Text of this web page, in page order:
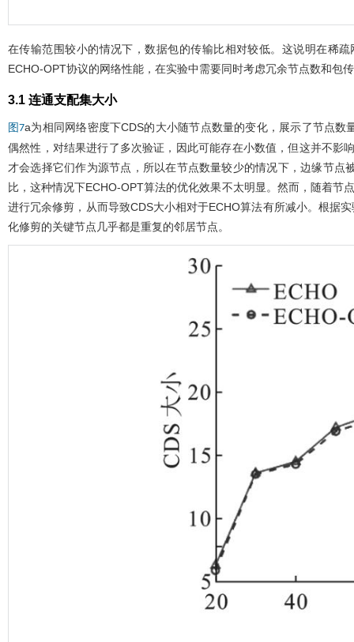
在传输范围较小的情况下，数据包的传输比相对较低。这说明在稀
ECHO-OPT协议的网络性能，在实验中需要同时考虑冗余节点数和包
3.1 连通支配集大小
图7a为相同网络密度下CDS的大小随节点数量的变化，展示了节点
偶然性，对结果进行了多次验证，因此可能存在小数值，但这并不
才会选择它们作为源节点，所以在节点数量较少的情况下，边缘节
比，这种情况下ECHO-OPT算法的优化效果不太明显。然而，随着
进行冗余修剪，从而导致CDS大小相对于ECHO算法有所减小。根据
化修剪的关键节点几乎都是重复的邻居节点。